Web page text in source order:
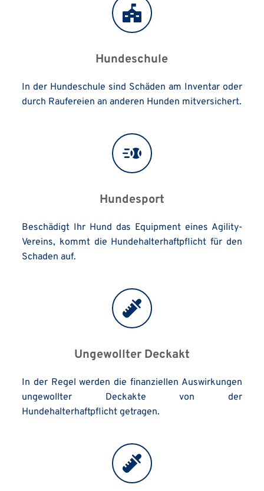
Hundeschule
In der Hundeschule sind Schäden am Inventar oder
durch Raufereien an anderen Hunden mitversichert.
Hundesport
Beschädigt Ihr Hund das Equipment eines Agility-
Vereins, kommt die Hundehalterhaftpflicht für den
Schaden auf.
Ungewollter Deckakt
In der Regel werden die finanziellen Auswirkungen
ungewollter Deckakte von der
Hundehalterhaftpflicht getragen.